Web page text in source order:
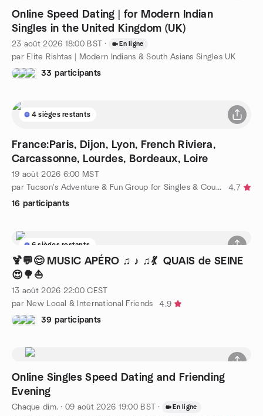
Online Speed Dating | for Modern Indian
Singles in the United Kingdom (UK)
23 août 2026 18:00 BST · En ligne
par Elite Rishtas | Modern Indians & South Asians Singles UK
33 participants
4 sièges restants
France:Paris, Dijon, Lyon, French Riviera,
Carcassonne, Lourdes, Bordeaux, Loire
19 août 2026 6:00 MST
par Tucson's Adventure & Fun Group for Singles & Couples
4.7
16 participants
6 sièges restants
🍹💬😊 MUSIC APÉRO ♫ ♪ ♫💃 QUAIS de SEINE
😍🌳⛵
13 août 2026 22:00 CEST
par New Local & International Friends
4.9
39 participants
Online Singles Speed Dating and Friending
Evening
Chaque dim. · 09 août 2026 19:00 BST · En ligne